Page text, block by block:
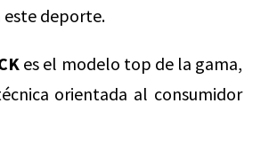
este deporte.
es el modelo top de la gama,
orientada al consumidor